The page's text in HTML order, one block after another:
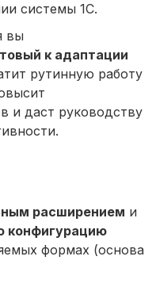
системы 1С.
вы
к адаптации
рутинную работу
и даст руководству
расширением и
конфигурацию
формах (основа